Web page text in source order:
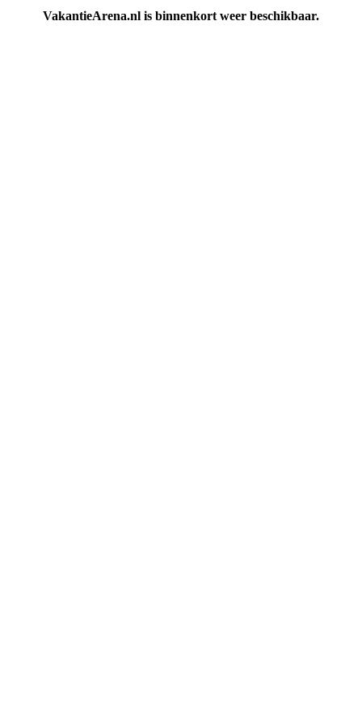
VakantieArena.nl is binnenkort weer beschikbaar.